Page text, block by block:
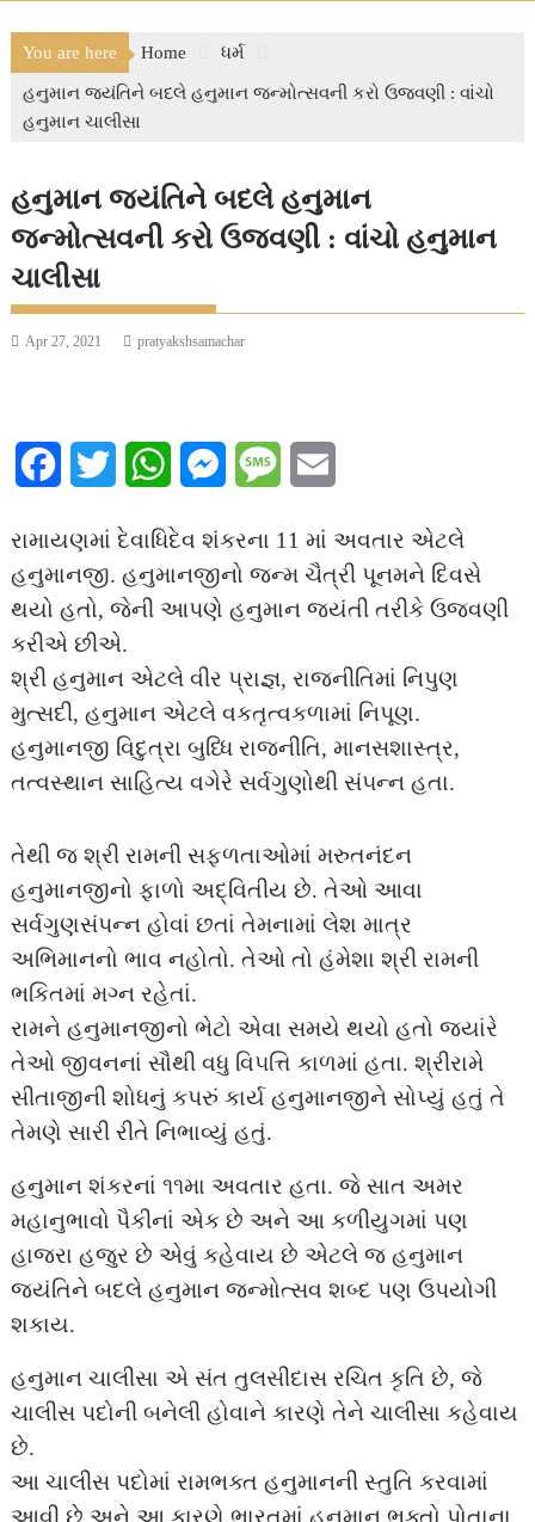
You are here Home ધર્મ
હનુમાન જયંતિને બદલે હનુમાન જન્મોત્સવની કરો ઉજવણી : વાંચો
હનુમાન ચાલીસા
હનુમાન જયંતિને બદલે હનુમાન
જન્મોત્સવની કરો ઉજવણી : વાંચો હનુમાન
ચાલીસા
Apr 27, 2021 pratyakshsamachar
c
e
b
o
k
i
t
t
e
r
W
a
t
A
p
M
s
e
M
s
s
g
i
રામાયણમાં દેવાધિદેવ શંકરના 11 માં અવતાર એટલે
હનુમાનજી. હનુમાનજીનો જન્‍મ ચૈત્રી પૂનમને દિવસે
થયો હતો, જેની આપણે હનુમાન જયંતી તરીકે ઉજવણી
કરીએ છીએ.
શ્રી હનુમાન એટલે વીર પ્રાજ્ઞ, રાજનીતિમાં નિપુણ
મુત્‍સદી, હનુમાન એટલે વકતૃત્‍વકળામાં નિપૂણ.
હનુમાનજી વિદુત્રા બુધ્ધિ રાજનીતિ, માનસશાસ્‍ત્ર,
તત્‍વસ્‍થાન સાહિત્‍ય વગેરે સર્વગુણોથી સં૫ન્‍ન હતા.
તેથી જ શ્રી રામની સફળતાઓમાં મરુતનંદન
હનુમાનજીનો ફાળો અદ્વિતીય છે. તેઓ આવા
સર્વગુણસંપન્‍ન હોવાં છતાં તેમનામાં લેશ માત્ર
અભિમાનનો ભાવ નહોતો. તેઓ તો હંમેશા શ્રી રામની
ભકિતમાં મગ્‍ન રહેતાં.
રામને હનુમાનજીનો ભેટો એવા સમયે થયો હતો જયાંરે
તેઓ જીવનનાં સૌથી વધુ વિ૫ત્તિ કાળમાં હતા. શ્રીરામે
સીતાજીની શોધનું કપરું કાર્ય હનુમાનજીને સોપ્‍યું હતું તે
તેમણે સારી રીતે નિભાવ્‍યું હતું.
હનુમાન શંકરનાં ૧૧મા અવતાર હતા. જે સાત અમર
મહાનુભાવો પૈકીનાં એક છે અને આ કળીયુગમાં પણ
હાજરા હજુર છે એવું કહેવાય છે એટલે જ હનુમાન
જયંતિને બદલે હનુમાન જન્મોત્સવ શબ્દ પણ ઉપયોગી
શકાય.
હનુમાન ચાલીસા એ સંત તુલસીદાસ રચિત કૃતિ છે, જે
ચાલીસ પદોની બનેલી હોવાને કારણે તેને ચાલીસા કહેવાય
છે.
આ ચાલીસ પદોમાં રામભક્ત હનુમાનની સ્તુતિ કરવામાં
આવી છે અને આ કારણે ભારતમાં હનુમાન ભક્તો પોતાના